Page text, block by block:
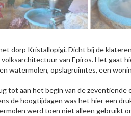
dorp Kristallopigi. Dicht bij de
van Epiros. Het gaat
watermolen, opslagruimtes, een
tot aan het begin van de
de hoogtijdagen was het hier een
werd toen niet alleen gebruikt